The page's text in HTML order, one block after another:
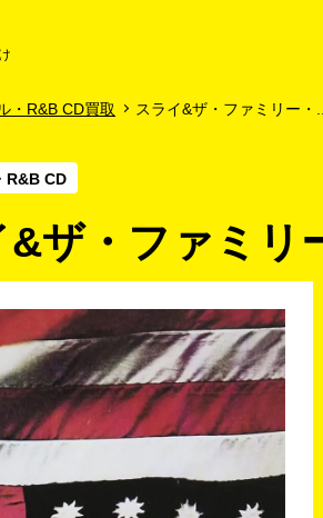
・R&B CD買取 スライ&ザ・ファミリー・...
R&B CD
&ザ・ファミリ